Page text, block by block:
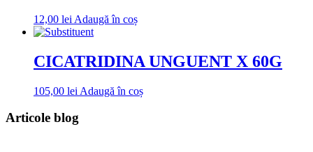
12,00 lei Adaugă în coș
CICATRIDINA UNGUENT X 60G
105,00 lei Adaugă în coș
Articole blog